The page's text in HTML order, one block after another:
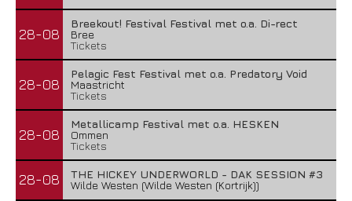
28-08
Breekout! Festival Festival met o.a. Di-rect
Bree
Tickets
28-08
Pelagic Fest Festival met o.a. Predatory Void
Maastricht
Tickets
28-08
Metallicamp Festival met o.a. HESKEN
Ommen
Tickets
28-08
THE HICKEY UNDERWORLD - DAK SESSION #3
Wilde Westen (Wilde Westen (Kortrijk))